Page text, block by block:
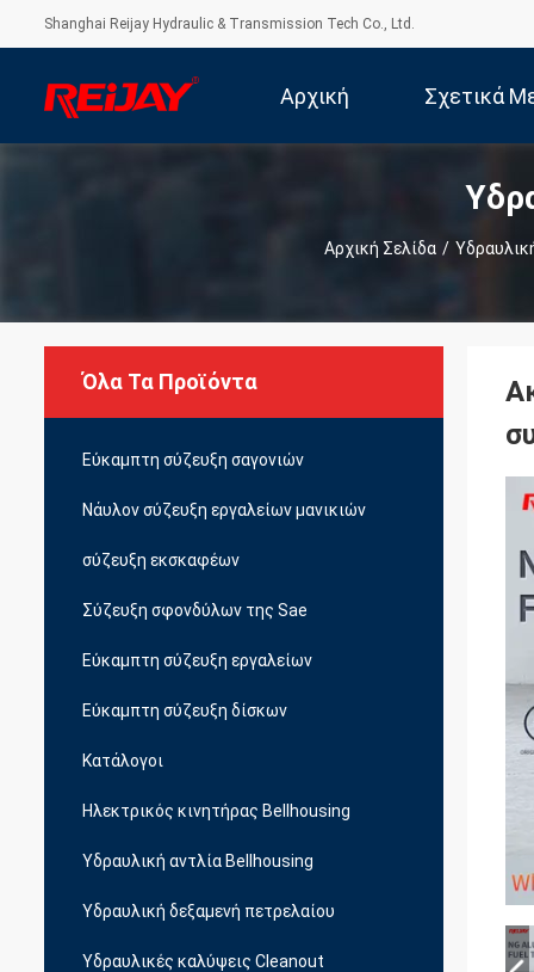
Shanghai Reijay Hydraulic & Transmission Tech Co., Ltd.
Αρχική Σχετικά
Αρχική Σελίδα /
Όλα Τα Προϊόντα
Εύκαμπτη σύζευξη σαγονιών
Νάυλον σύζευξη εργαλείων μανικιών
σύζευξη εκσκαφέων
Σύζευξη σφονδύλων της Sae
Εύκαμπτη σύζευξη εργαλείων
Εύκαμπτη σύζευξη δίσκων
Κατάλογοι
Ηλεκτρικός κινητήρας Bellhousing
Υδραυλική αντλία Bellhousing
Υδραυλική δεξαμενή πετρελαίου
Υδραυλικές καλύψεις Cleanout